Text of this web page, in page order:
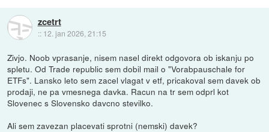
zcetrt
:: 12. jan 2026, 21:15
Zivjo. Noob vprasanje, nisem nasel direkt odgovora ob iskanju po
spletu. Od Trade republic sem dobil mail o "Vorabpauschale for
ETFs". Lansko leto sem zacel vlagat v etf, pricakoval sem davek ob
prodaji, ne pa vmesnega davka. Racun na tr sem odprl kot
Slovenec s Slovensko davcno stevilko.
Ali sem zavezan placevati sprotni (nemski) davek?